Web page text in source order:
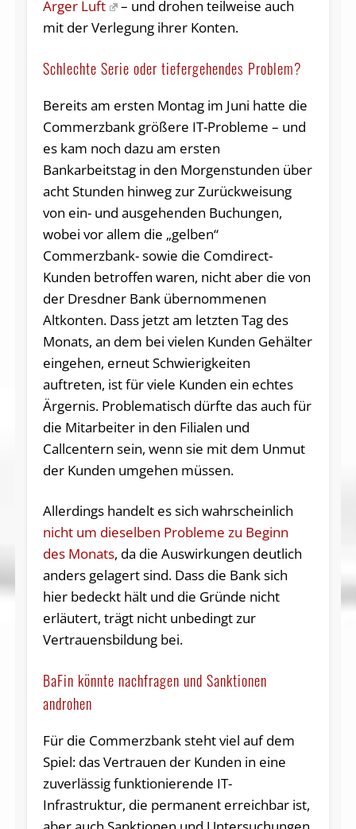
Ärger Luft
– und drohen teilweise auch
mit der Verlegung ihrer Konten.
Schlechte Serie oder tiefergehendes Problem?
Bereits am ersten Montag im Juni hatte die
Commerzbank größere IT-Probleme – und
es kam noch dazu am ersten
Bankarbeitstag in den Morgenstunden über
acht Stunden hinweg zur Zurückweisung
von ein- und ausgehenden Buchungen,
wobei vor allem die „gelben“
Commerzbank- sowie die Comdirect-
Kunden betroffen waren, nicht aber die von
der Dresdner Bank übernommenen
Altkonten. Dass jetzt am letzten Tag des
Monats, an dem bei vielen Kunden Gehälter
eingehen, erneut Schwierigkeiten
auftreten, ist für viele Kunden ein echtes
Ärgernis. Problematisch dürfte das auch für
die Mitarbeiter in den Filialen und
Callcentern sein, wenn sie mit dem Unmut
der Kunden umgehen müssen.
Allerdings handelt es sich wahrscheinlich
nicht um dieselben Probleme zu Beginn
des Monats, da die Auswirkungen deutlich
anders gelagert sind. Dass die Bank sich
hier bedeckt hält und die Gründe nicht
erläutert, trägt nicht unbedingt zur
Vertrauensbildung bei.
BaFin könnte nachfragen und Sanktionen
androhen
Für die Commerzbank steht viel auf dem
Spiel: das Vertrauen der Kunden in eine
zuverlässig funktionierende IT-
Infrastruktur, die permanent erreichbar ist,